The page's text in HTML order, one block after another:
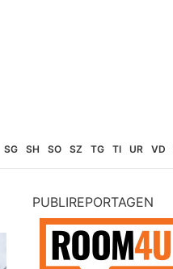
SG SH SO SZ TG TI UR VD
PUBLIREPORTAGEN